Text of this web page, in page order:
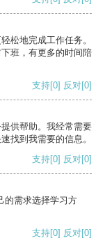
松地完成工作任务。
班，有更多的时间陪
支持[0] 反对[0]
供帮助。我经常需要
找到我需要的信息。
支持[0] 反对[0]
的需求选择学习方
支持[0] 反对[0]